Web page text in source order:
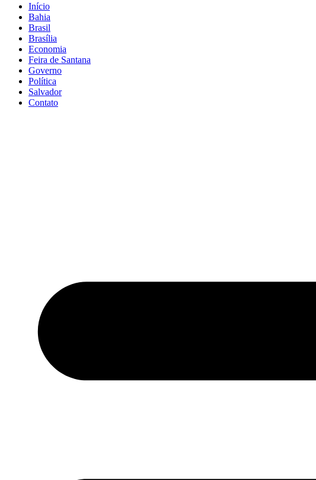
Início
Bahia
Brasil
Brasília
Economia
Feira de Santana
Governo
Política
Salvador
Contato